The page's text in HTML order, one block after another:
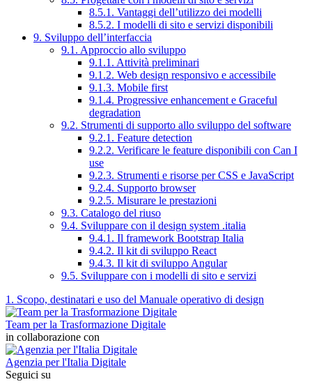
8.5.1. Vantaggi dell’utilizzo dei modelli
8.5.2. I modelli di sito e servizi disponibili
9. Sviluppo dell’interfaccia
9.1. Approccio allo sviluppo
9.1.1. Attività preliminari
9.1.2. Web design responsivo e accessibile
9.1.3. Mobile first
9.1.4. Progressive enhancement e Graceful
degradation
9.2. Strumenti di supporto allo sviluppo del software
9.2.1. Feature detection
9.2.2. Verificare le feature disponibili con Can I
use
9.2.3. Strumenti e risorse per CSS e JavaScript
9.2.4. Supporto browser
9.2.5. Misurare le prestazioni
9.3. Catalogo del riuso
9.4. Sviluppare con il design system .italia
9.4.1. Il framework Bootstrap Italia
9.4.2. Il kit di sviluppo React
9.4.3. Il kit di sviluppo Angular
9.5. Sviluppare con i modelli di sito e servizi
1. Scopo, destinatari e uso del Manuale operativo di design
Team per la Trasformazione Digitale
in collaborazione con
Agenzia per l'Italia Digitale
Seguici su